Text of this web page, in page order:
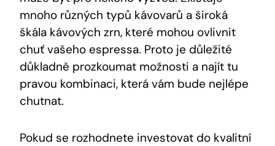
mnoho různých typů kávovarů a široká
škála kávových zrn, které mohou ovlivnit
chuť vašeho espressa. Proto je důležité
důkladně prozkoumat možnosti a najít tu
pravou kombinaci, která vám bude nejlépe
chutnat.
Pokud se rozhodnete investovat do kvalitní